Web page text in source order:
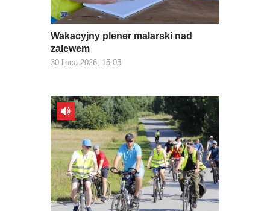
Wakacyjny plener malarski nad
zalewem
30 lipca 2026, 15:05